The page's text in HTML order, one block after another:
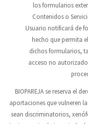
los formularios
Contenidos o
Usuario notificará de
hecho que permita
dichos formularios,
acceso no
BIOPAREJAse reserva el
aportaciones que vulneren
sean discriminatorios,